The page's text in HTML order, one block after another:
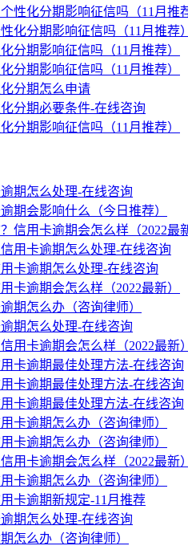
性化分期影响征信吗（11月推
化分期影响征信吗（11月推荐）
分期影响征信吗（11月推荐）
分期影响征信吗（11月推荐）
分期怎么申请
分期必要条件-在线咨询
分期影响征信吗（11月推荐）
期怎么处理-在线咨询
期会影响什么（今日推荐）
信用卡逾期会怎么样（2022最
用卡逾期怎么处理-在线咨询
卡逾期怎么处理-在线咨询
卡逾期会怎么样（2022最新）
期怎么办（咨询律师）
期怎么处理-在线咨询
用卡逾期会怎么样（2022最新）
卡逾期最佳处理方法-在线咨询
卡逾期最佳处理方法-在线咨询
卡逾期最佳处理方法-在线咨询
卡逾期怎么办（咨询律师）
卡逾期怎么办（咨询律师）
用卡逾期会怎么样（2022最新）
卡逾期怎么办（咨询律师）
卡逾期新规定-11月推荐
期怎么处理-在线咨询
怎么办（咨询律师）